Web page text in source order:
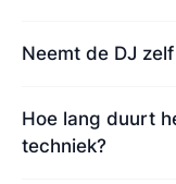
Neemt de DJ
Hoe lang duurt
techniek?